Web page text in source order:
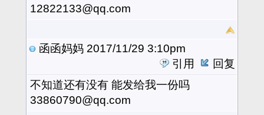
12822133@qq.com
函函妈妈 2017/11/29 3:10pm
引用
回复
不知道还有没有 能发给我一份吗
33860790@qq.com